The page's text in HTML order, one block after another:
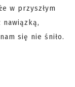
w przyszłym
się nie śniło.